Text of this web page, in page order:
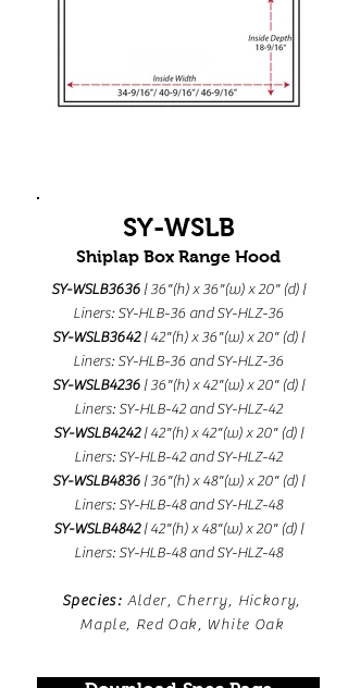
SY-WSLB
Shiplap Box Range Hood
SY-WSLB3636 | 36"(h) x 36"(w) x 20" (d) |
Liners: SY-HLB-36 and SY-HLZ-36
SY-WSLB3642| 42"(h) x 36"(w) x 20" (d) |
Liners: SY-HLB-36 and SY-HLZ-36
SY-WSLB4236 | 36"(h) x 42"(w) x 20" (d) |
Liners: SY-HLB-42 and SY-HLZ-42
SY-WSLB4242| 42"(h) x 42"(w) x 20" (d) |
Liners: SY-HLB-42 and SY-HLZ-42
SY-WSLB4836 | 36"(h) x 48"(w) x 20" (d) |
Liners: SY-HLB-48and SY-HLZ-48
SY-WSLB4842| 42"(h) x 48"(w) x 20" (d) |
Liners: SY-HLB-48and SY-HLZ-48
Species: Alder, Cherry, Hickory,
Maple, Red Oak, White Oak